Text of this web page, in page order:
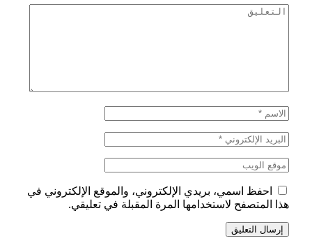
احفظ اسمي، بريدي الإلكتروني، والموقع الإلكتروني في
هذا المتصفح لاستخدامها المرة المقبلة في تعليقي.